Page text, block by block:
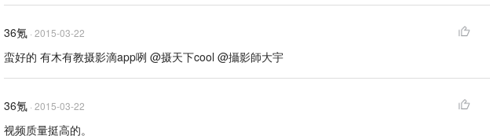
36氪 · 2015-03-22
蛮好的 有木有教摄影滴app咧 @摄天下cool @攝影師大宇
36氪 · 2015-03-22
视频质量挺高的。